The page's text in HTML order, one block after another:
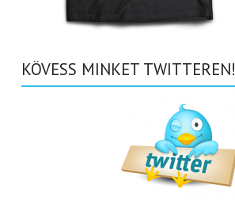
KÖVESS MINKET TWITTEREN!